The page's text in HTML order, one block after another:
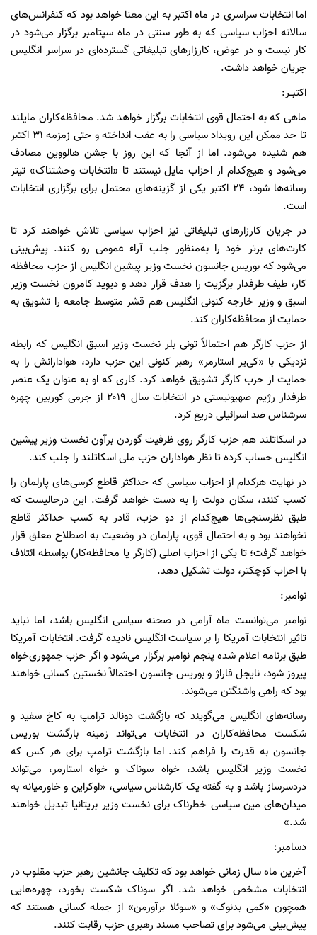
اما انتخابات سراسری در ماه اکتبر به این معنا خواهد بود که کنفرانس‌های
سالانه احزاب سیاسی که به طور سنتی در ماه سپتامبر برگزار می‌شود در
کار نیست و در عوض، کارزارهای تبلیغاتی گسترده‌ای در سراسر انگلیس
جریان خواهد داشت.
اکتبــر:
ماهی که به احتمال قوی انتخابات برگزار خواهد شد. محافظه‌کاران مایلند
تا حد ممکن این رویداد سیاسی را به عقب انداخته و حتی زمزمه ۳۱ اکتبر
هم شنیده می‌شود. اما از آنجا که این روز با جشن هالووین مصادف
می‌شود و هیچ‌کدام از احزاب مایل نیستند تا «انتخابات وحشتناک» تیتر
رسانه‌ها شود، ۲۴ اکتبر یکی از گزینه‌های محتمل برای برگزاری انتخابات
است.
در جریان کارزارهای تبلیغاتی نیز احزاب سیاسی تلاش خواهند کرد تا
کارت‌های برتر خود را به‌منظور جلب آراء عمومی رو کنند. پیش‌بینی
می‌شود که بوریس جانسون نخست وزیر پیشین انگلیس از حزب محافظه
کار، طیف طرفدار برگزیت را هدف قرار دهد و دیوید کامرون نخست وزیر
اسبق و وزیر خارجه کنونی انگلیس هم قشر متوسط جامعه را تشویق به
حمایت از محافظه‌کاران کند.
از حزب کارگر هم احتمالاً تونی بلر نخست وزیر اسبق انگلیس که رابطه
نزدیکی با «کی‌یر استارمر» رهبر کنونی این حزب دارد، هوادارانش را به
حمایت از حزب کارگر تشویق خواهد کرد. کاری که او به‌ عنوان یک عنصر
طرفدار رژیم صهیونیستی در انتخابات سال ۲۰۱۹ از جرمی کوربین چهره‌
سرشناس ضد اسرائیلی دریغ کرد.
در اسکاتلند هم حزب کارگر روی ظرفیت گوردن برآون نخست وزیر پیشین
انگلیس حساب کرده تا نظر هواداران حزب ملی اسکاتلند را جلب کند.
در نهایت هرکدام از احزاب سیاسی که حداکثر قاطع کرسی‌های پارلمان را
کسب کنند، سکان دولت را به دست خواهد گرفت. این درحالیست که
طبق نظرسنجی‌ها هیچ‌کدام از دو حزب، قادر به کسب حداکثر قاطع
نخواهند بود و به احتمال قوی، پارلمان در وضعیت به اصطلاح معلق قرار
خواهد گرفت؛ تا یکی از احزاب اصلی (کارگر یا محافظه‌کار) بواسطه ائتلاف
با احزاب کوچکتر، دولت تشکیل دهد.
نوامبر:
نوامبر می‌توانست ماه آرامی در صحنه سیاسی انگلیس باشد، اما نباید
تاثیر انتخابات آمریکا را بر سیاست انگلیس نادیده گرفت. انتخابات آمریکا
طبق برنامه اعلام شده پنجم نوامبر برگزار می‌شود و اگر حزب جمهوری‌خواه
پیروز شود، نایجل فاراژ و بوریس جانسون احتمالاً نخستین کسانی خواهند
بود که راهی واشنگتن می‌شوند.
رسانه‌های انگلیس می‌گویند که بازگشت دونالد ترامپ به کاخ سفید و
شکست محافظه‌کاران در انتخابات می‌تواند زمینه بازگشت بوریس
جانسون به قدرت را فراهم کند. اما بازگشت ترامپ برای هر کس که
نخست وزیر انگلیس باشد، خواه سوناک و خواه استارمر، می‌تواند
دردسرساز باشد و به گفته یک کارشناس سیاسی، «اوکراین و خاورمیانه به
میدان‌های مین سیاسی خطرناک برای نخست وزیر بریتانیا تبدیل خواهند
شد.»
دسامبر:
آخرین ماه سال زمانی خواهد بود که تکلیف جانشین رهبر حزب مقلوب در
انتخابات مشخص خواهد شد. اگر سوناک شکست بخورد، چهره‌هایی
همچون «کمی بدنوک» و «سوئلا برآورمن» از جمله کسانی هستند که
پیش‌بینی می‌شود برای تصاحب مسند رهبری حزب رقابت کنند.